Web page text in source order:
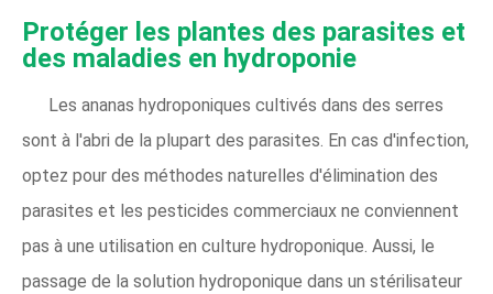
Protéger les plantes des parasites et
des maladies en hydroponie
Les ananas hydroponiques cultivés dans des serres
sont à l'abri de la plupart des parasites. En cas d'infection,
optez pour des méthodes naturelles d'élimination des
parasites et les pesticides commerciaux ne conviennent
pas à une utilisation en culture hydroponique. Aussi, le
passage de la solution hydroponique dans un stérilisateur